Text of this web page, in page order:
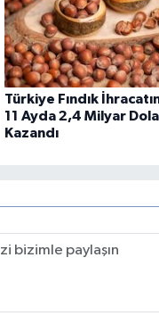
Türkiye Fındık
11 Ayda 2,4 Milyar
Kazandı